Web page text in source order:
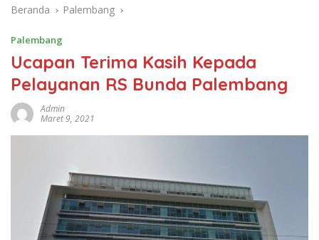
Beranda Palembang
Palembang
Ucapan Terima Kasih Kepada
Pelayanan RS Bunda Palembang
Admin
Maret 9, 2021